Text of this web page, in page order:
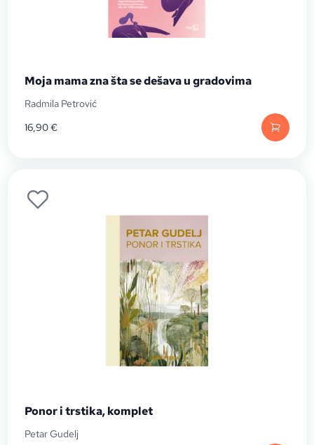
Moja mama zna šta se dešava u gradovima
Radmila Petrović
16,90€
Ponor i trstika, komplet
Petar Gudelj